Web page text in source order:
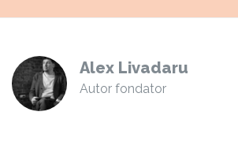
Alex Livadaru
Autor fondator